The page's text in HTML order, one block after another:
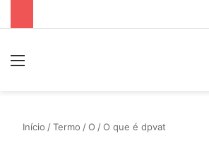
Início /Termo /O /O que é dpvat